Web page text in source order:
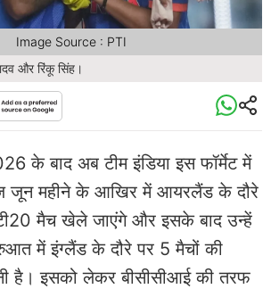
और रिंकू सिंह।
Image Source : PTI
के बाद अब टीम इंडिया इस फॉर्मेट में
जून महीने के आखिर में आयरलैंड के दौरे
मैच खेले जाएंगे और इसके बाद उन्हें
में इंग्लैंड के दौरे पर 5 मैचों की
है। इसको लेकर बीसीसीआई की तरफ